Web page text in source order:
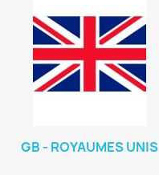
GB - ROYAUMES UNIS